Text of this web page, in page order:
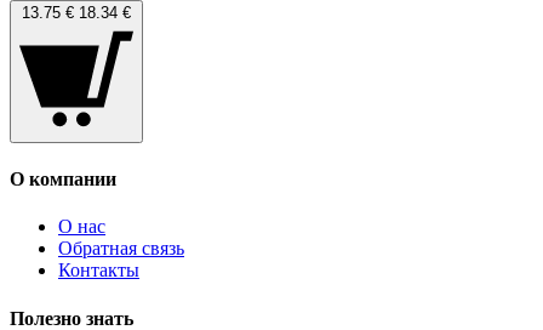
13.75 € 18.34 €
О компании
О нас
Обратная связь
Контакты
Полезно знать